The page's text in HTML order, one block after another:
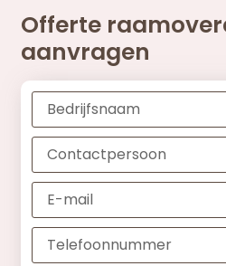
Offerte
aanvragen